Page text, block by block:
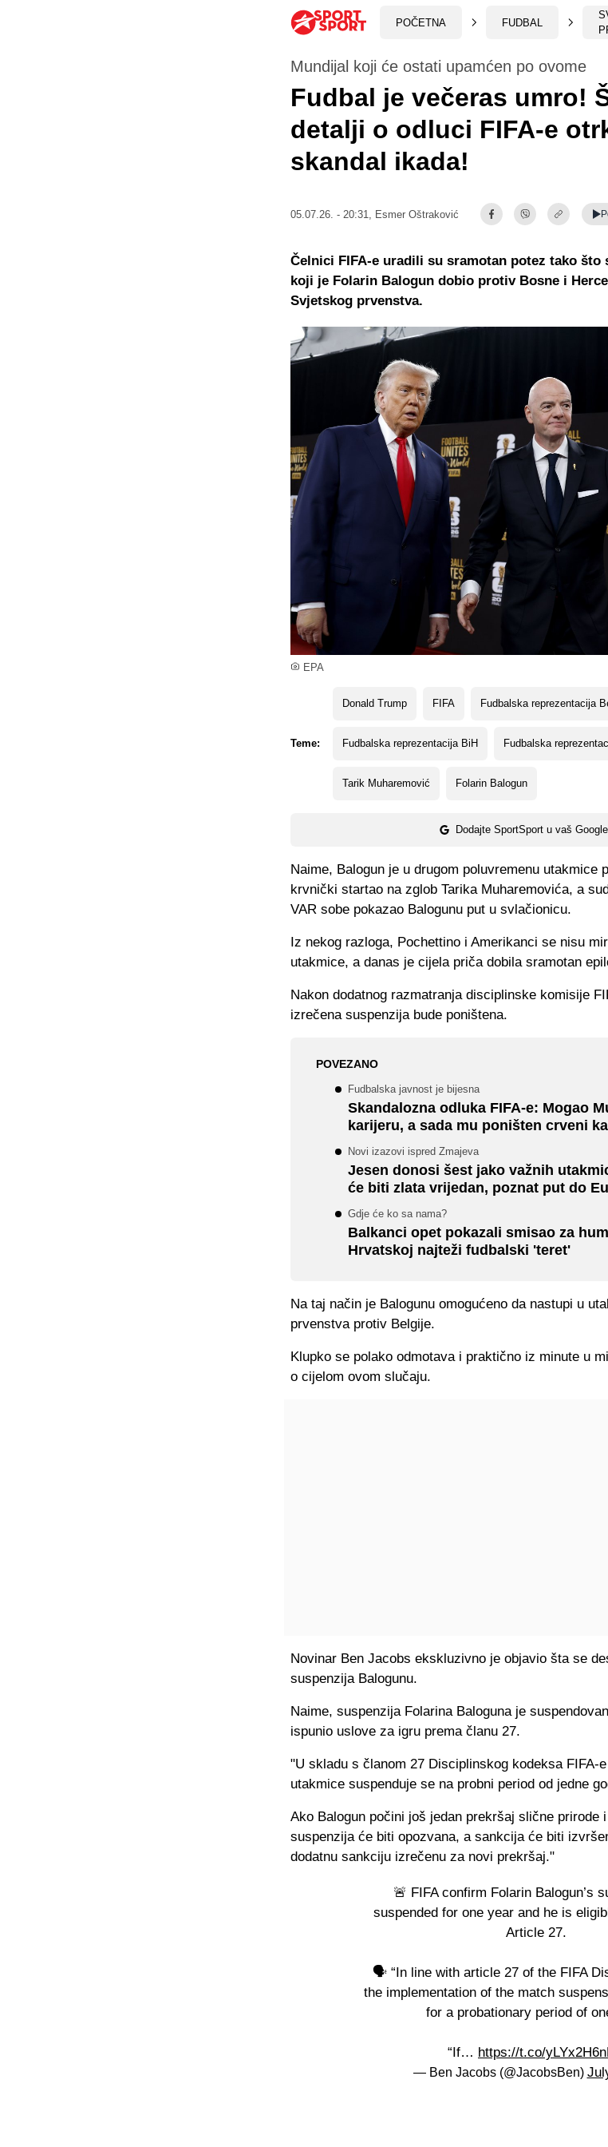
POČETNA FUDBAL
EPA
Mundijal koji će ostati upamćen po ovome
Fudbal je večeras umro!
detalji o odluci FIFA-e
skandal ikada!
05.07.26. - 20:31, Esmer Oštraković
Teme:
Donald Trump FIFA Fudbalska reprezentacija
Fudbalska reprezentacija BiH Fudbalska
Tarik Muharemović Folarin Balogun
Dodajte SportSport u vaš
Čelnici FIFA-e uradili su sramotan potez tako
koji je Folarin Balogun dobio protiv Bosne i
Svjetskog prvenstva.
Naime, Balogun je u drugom poluvremenu utakmice
krvnički startao na zglob Tarika Muharemovića, a
VAR sobe pokazao Balogunu put u svlačionicu.
Iz nekog razloga, Pochettino i Amerikanci se nisu
utakmice, a danas je cijela priča dobila sramotan
Nakon dodatnog razmatranja disciplinske komisije
izrečena suspenzija bude poništena.
POVEZANO
Fudbalska javnost je bijesna
Skandalozna odluka FIFA-e: Mogao
karijeru, a sada mu poništen crveni
Novi izazovi ispred Zmajeva
Jesen donosi šest jako važnih
će biti zlata vrijedan, poznat put do
Gdje će ko sa nama?
Balkanci opet pokazali smisao za
Hrvatskoj najteži fudbalski 'teret'
Na taj način je Balogunu omogućeno da nastupi u
prvenstva protiv Belgije.
Klupko se polako odmotava i praktično iz minute u
o cijelom ovom slučaju.
Novinar Ben Jacobs ekskluzivno je objavio šta se
suspenzija Balogunu.
Naime, suspenzija Folarina Baloguna je
ispunio uslove za igru prema članu 27.
"U skladu s članom 27 Disciplinskog kodeksa FIFA-
utakmice suspenduje se na probni period od jedne
Ako Balogun počini još jedan prekršaj slične prirode
suspenzija će biti opozvana, a sankcija će biti
dodatnu sankciju izrečenu za novi prekršaj."
🚨 FIFA confirm Folarin Balogun’s
suspended for one year and he is
Article 27.
🗣️ “In line with article 27 of the FIFA
the implementation of the match
for a probationary period of
“If… https://t.co/
— Ben Jacobs (@JacobsBen)